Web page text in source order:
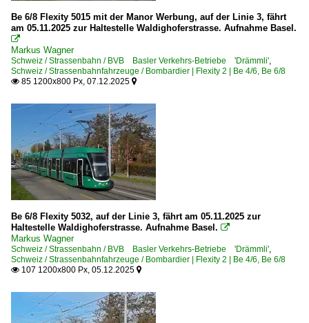
Be 6/8 Flexity 5015 mit der Manor Werbung, auf der Linie 3, fährt
am 05.11.2025 zur Haltestelle Waldighoferstrasse. Aufnahme Basel.

Markus Wagner
Schweiz / Strassenbahn / BVB Basler Verkehrs-Betriebe 'Drämmli',
Schweiz / Strassenbahnfahrzeuge / Bombardier | Flexity 2 | Be 4/6, Be 6/8
 85 1200x800 Px, 07.12.2025 
Be 6/8 Flexity 5032, auf der Linie 3, fährt am 05.11.2025 zur
Haltestelle Waldighoferstrasse. Aufnahme Basel. 
Markus Wagner
Schweiz / Strassenbahn / BVB Basler Verkehrs-Betriebe 'Drämmli',
Schweiz / Strassenbahnfahrzeuge / Bombardier | Flexity 2 | Be 4/6, Be 6/8
 107 1200x800 Px, 05.12.2025 